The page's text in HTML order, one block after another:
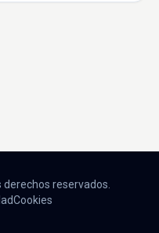
reservados.
Cookies